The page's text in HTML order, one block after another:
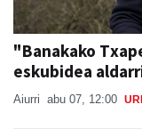
"Banakako
eskubidea
Aiurri abu 07, 12:00